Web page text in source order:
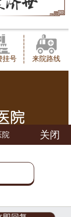
挂号 来院路线
网站地图
号
028号
院 关闭